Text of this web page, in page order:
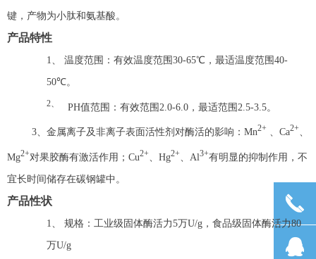
键，产物为小肽和氨基酸。
产品特性
1、 温度范围：有效温度范围 30-65℃，最适温度范围 40-
50℃。
2、 PH值范围：有效范围 2.0-6.0 ，最适范围 2.5-3.5。
3、金属离子及非离子表面活性剂对酶活的影响： Mn2+ 、 Ca2+、
Mg2+对果胶酶有激活作用； Cu2+ Hg2+ Al3+有明显的抑制作用，不
宜长时间储存在碳钢罐中。
产品性状
1、 规格：工业级固体酶活力5万U/g ，食品级固体酶活力80
万U/g
끅
뀩